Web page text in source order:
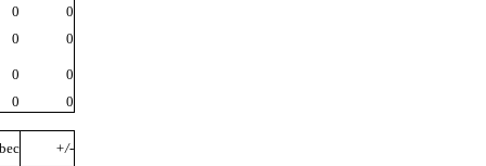
0
0
0
0
0
0
0
0
+/-